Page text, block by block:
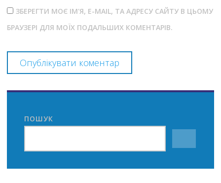
ЗБЕРЕГТИ МОЄ ІМ'Я, E-MAIL, ТА АДРЕСУ САЙТУ В ЦЬОМУ
БРАУЗЕРІ ДЛЯ МОЇХ ПОДАЛЬШИХ КОМЕНТАРІВ.
ПОШУК